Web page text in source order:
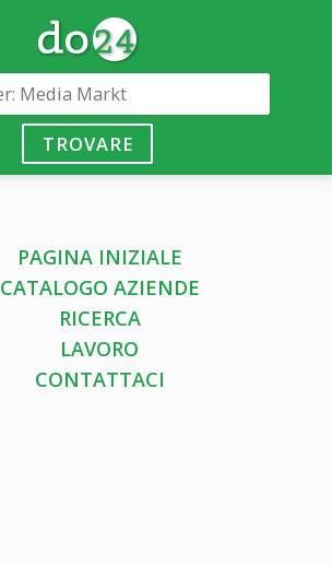
TROVARE
PAGINA INIZIALE
CATALOGO AZIENDE
RICERCA
LAVORO
CONTATTACI